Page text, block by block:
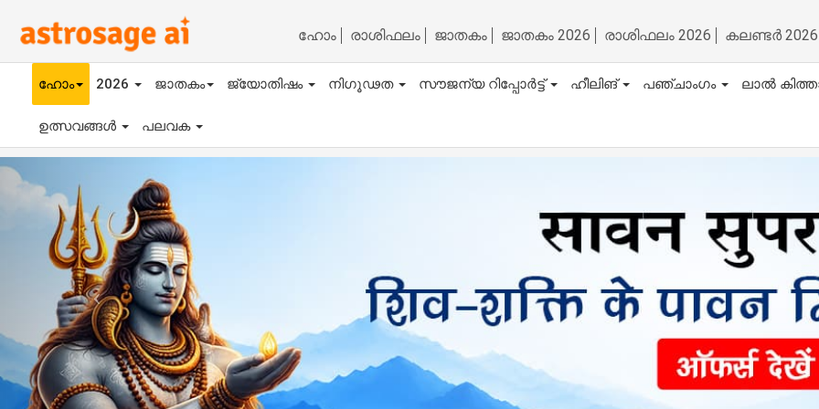
ഹോം രാശിഫലം ജാതകം ജാതകം 2026 രാശിഫലം 2026 കലണ്ടർ 2026
ഹോം 2026 ജാതകം ജ്യോതിഷം നിഗൂഢത സൗജന്യ റിപ്പോർട്ട് ഹീലിങ് പഞ്ചാംഗം ലാൽ
ഉത്സവങ്ങൾ പലവക
Previous